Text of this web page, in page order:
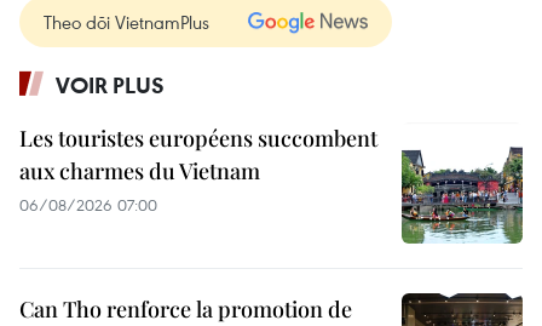
Theo dõi VietnamPlus
VOIR PLUS
Les touristes européens succombent
aux charmes du Vietnam
06/08/2026 07:00
Can Tho renforce la promotion de